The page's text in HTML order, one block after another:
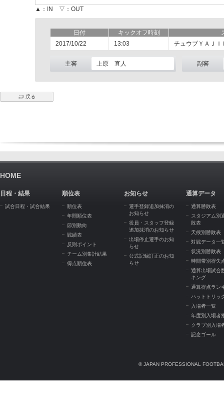
▲：IN ▽：OUT
日付 キックオフ時刻
2017/10/22
13:03 チュウブＹＡＪＩ
主審 上原 直人 副審
戻る
HOME
日程・結果
試合日程・試合結果
順位表
順位表
年間順位表
節別動向
戦績表
反則ポイント
チーム別集計結果
得点順位表
お知らせ
選手登録追加抹消の
お知らせ
役員・スタッフ登録
追加抹消のお知らせ
出場停止選手のお知
らせ
公式記録訂正のお知
らせ
通算データ
通算勝敗表
スタジアム別
敗表
天候別勝敗表
対戦データ一
状況別勝敗表
時間帯別得失
通算出場試合
キング
通算得点ラン
ハットトリッ
入場者一覧
年度別入場者
クラブ別入場
記念ゴール
© JAPAN PROFESSIONAL